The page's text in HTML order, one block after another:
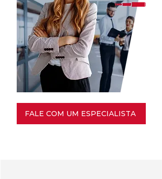
FALE COM UM ESPECIALISTA